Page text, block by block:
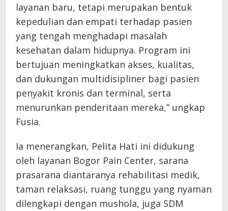
layanan baru, tetapi merupakan bentuk
kepedulian dan empati terhadap pasien
yang tengah menghadapi masalah
kesehatan dalam hidupnya. Program ini
bertujuan meningkatkan akses, kualitas,
dan dukungan multidisipliner bagi pasien
penyakit kronis dan terminal, serta
menurunkan penderitaan mereka,” ungkap
Fusia.
Ia menerangkan, Pelita Hati ini didukung
oleh layanan Bogor Pain Center, sarana
prasarana diantaranya rehabilitasi medik,
taman relaksasi, ruang tunggu yang nyaman
dilengkapi dengan mushola, juga SDM